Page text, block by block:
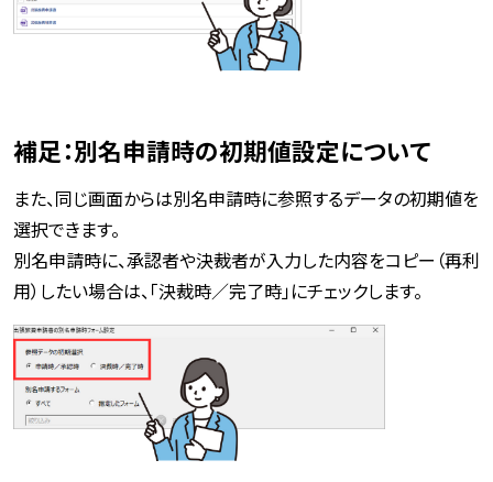
補足：別名申請時の初期値設定について
また、同じ画面からは別名申請時に参照するデータの初期値を
選択できます。
別名申請時に、承認者や決裁者が入力した内容をコピー（再利
用）したい場合は、「決裁時／完了時」にチェックします。